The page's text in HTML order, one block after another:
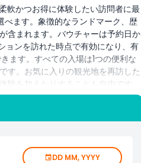
軟かつお得に体験したい訪問者に最
ます。象徴的なランドマーク、歴
含まれます。バウチャーは予約日か
ョンを訪れた時点で有効になり、有
ます。すべての入場は1つの便利な
す。お気に入りの観光地を再訪した
を加えたりすることも自由です。
、利便性と価値、ロンドンの文化・
DD MM, YYYY